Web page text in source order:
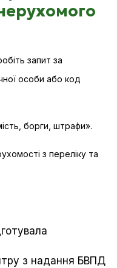
запит за
особи або код
борги, штрафи».
з переліку та
з надання БВПД